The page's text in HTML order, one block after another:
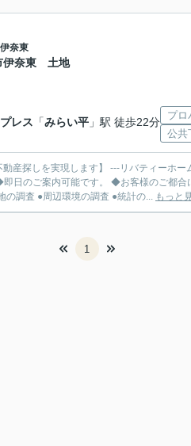
伊奈東
伊奈東 土地
レス 「みらい平 」駅 徒歩22分
プロ
公共
動産探しを実現します】 ---リバティーホ
ご案内可能です。 ◆お客様のご都合に合わせ
の調査 ●周辺環境の調査 ●統計の... もっと
1